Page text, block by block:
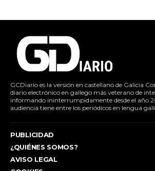
GCDiario es la versión en castellano de Galicia
diario electrónico en gallego más veterano de
informando ininterrumpidamente desde el año
audiencia tiene entre los periódicos en lengua
PUBLICIDAD
¿QUIÉNES SOMOS?
AVISO LEGAL